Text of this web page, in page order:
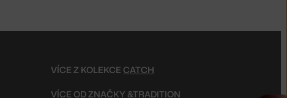
VÍCE Z KOLEKCE CATCH
VÍCE OD ZNAČKY &TRADITION